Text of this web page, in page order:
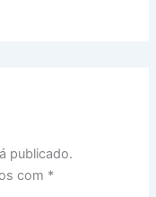
publicado.
com *